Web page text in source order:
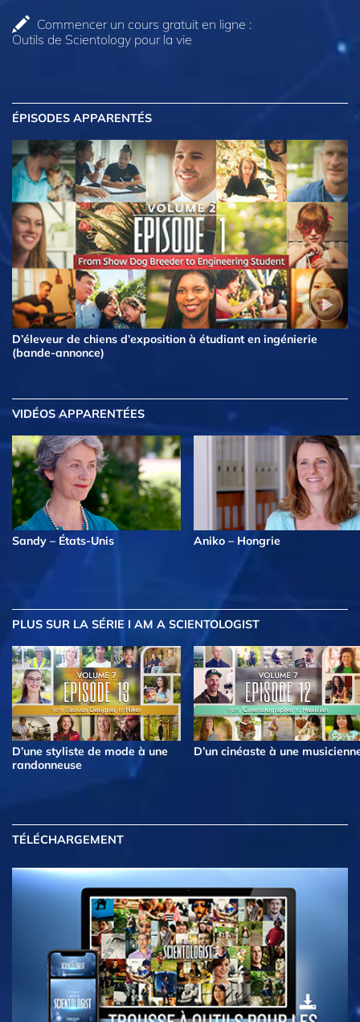
Commencer un cours gratuit en ligne :
Outils de Scientology pour la vie
ÉPISODES APPARENTÉS
D’éleveur de chiens d’exposition à étudiant en ingénierie
(bande-annonce)
VIDÉOS APPARENTÉES
Sandy – États-Unis Aniko – Hongrie
PLUS SUR LA SÉRIE I AM A SCIENTOLOGIST
D’une styliste de mode à une
randonneuse
D’un cinéaste à une
TÉLÉCHARGEMENT